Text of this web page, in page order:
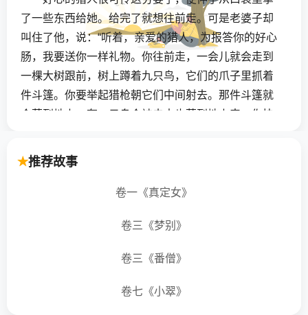
了一些东西给她。给完了就想往前走。可是老婆子却
叫住了他，说：“听着，亲爱的猎人，为报答你的好心
肠，我要送你一样礼物。你往前走，一会儿就会走到
一棵大树跟前，树上蹲着九只鸟，它们的爪子里抓着
件斗篷。你要举起猎枪朝它们中间射去。那件斗篷就
会落到地上。有一只鸟会被击中也落到地上来。你快
披，心里想到什么地方马上就会到什么地方。你还得
你便会在枕头底下发现一块金币。”
猎人谢过那年老女智者，心里暗想：“她答应的东
往前，谁知还不到一百步，就听到树枝间一片叽叽喳
喳的鸟叫声，急忙抬头一看，只见一群鸟果然用喙
推荐故事
卷一《真定女》
卷三《梦别》
卷三《番僧》
卷七《小翠》